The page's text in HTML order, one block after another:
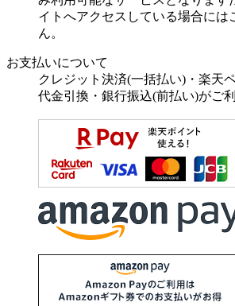
イトへアクセスしている場合には
ん。
お支払いについて
クレジット決済(一括払い)・楽天ペ
代金引換・銀行振込(前払い)がご